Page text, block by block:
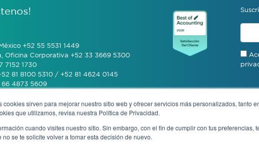
sirven para mejorar nuestro sitio web y ofrecer servicios más personalizados, tanto
que utilizamos, revisa nuestra Política de Privacidad.
cuando visites nuestro sitio. Sin embargo, con el fin de cumplir con tus preferencias,
se te solicite volver a tomar esta decisión de nuevo.
+52 55 5531 1449
Oficina Corporativa +52 33 3669 5300
7152 1730
81 8100 5310 / +52 81 4624 0145
66 4873 5609
(601) 770 2999